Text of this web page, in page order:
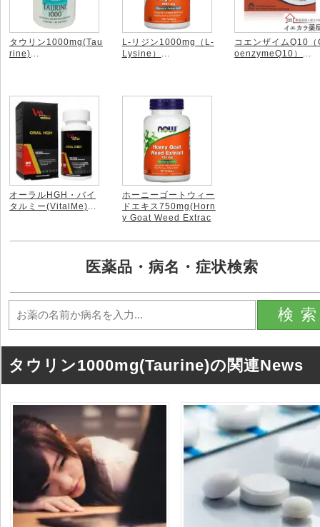
タウリン1000mg(Tau
rine)
L-リジン1000mg（L-
Lysine）
コエンザイムQ10（
oenzymeQ10）
オーラルHGH・バイ
タルミー(VitalMe)
ホーニーゴートウィー
ドエキス750mg(Horn
y Goat Weed Extrac
医薬品・病名・症状検索
検
タウリン1000mg(Taurine)の関連News